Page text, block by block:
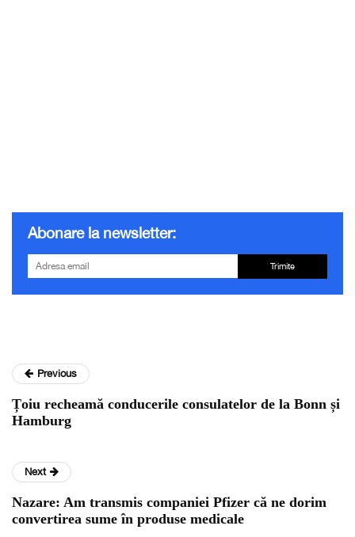
Abonare la newsletter:
Trimite
Previous
Țoiu recheamă conducerile consulatelor de la Bonn și
Hamburg
Next
Nazare: Am transmis companiei Pfizer că ne dorim
convertirea sume în produse medicale